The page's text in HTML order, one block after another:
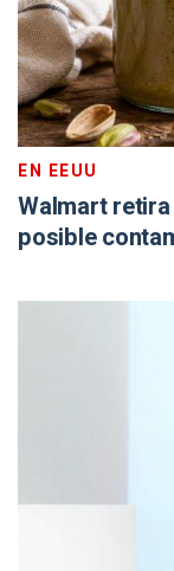
EN EEUU
Walmart
posible